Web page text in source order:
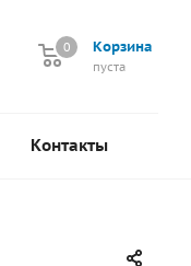
Корзина
0
пуста
0
Контакты